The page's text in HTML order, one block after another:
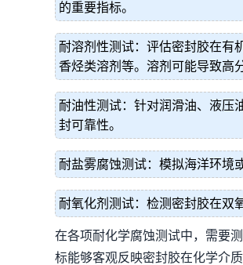
的重要指标。
耐溶剂性测试：评估密封胶在有
香烃类溶剂等。溶剂可能导致高
耐油性测试：针对润滑油、液压
封可靠性。
耐盐雾腐蚀测试：模拟海洋环境
耐氧化剂测试：检测密封胶在双
在各项耐化学腐蚀测试中，需要
标能够客观反映密封胶在化学介